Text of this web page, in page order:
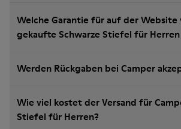
Welche Garantie für auf der Website
gekaufte Schwarze Stiefel für
Werden Rückgaben bei Camper
Wie viel kostet der Versand für
Stiefel für Herren?